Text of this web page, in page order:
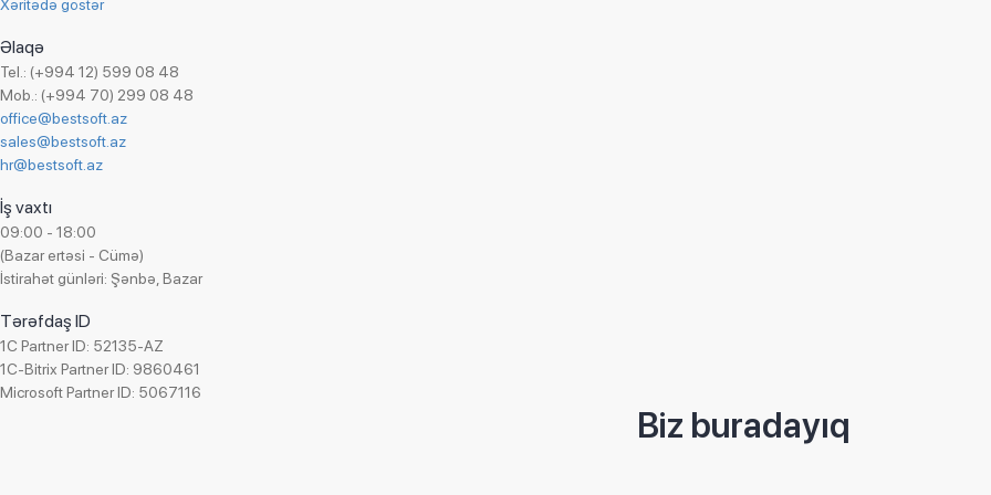
Xəritədə göstər
Əlaqə
Tel.: (+994 12) 599 08 48
Mob.: (+994 70) 299 08 48
office@bestsoft.az
sales@bestsoft.az
hr@bestsoft.az
İş vaxtı
09:00 - 18:00
(Bazar ertəsi - Cümə)
İstirahət günləri: Şənbə, Bazar
Tərəfdaş ID
1C Partner ID: 52135-AZ
1C-Bitrix Partner ID: 9860461
Microsoft Partner ID: 5067116
Biz buradayıq